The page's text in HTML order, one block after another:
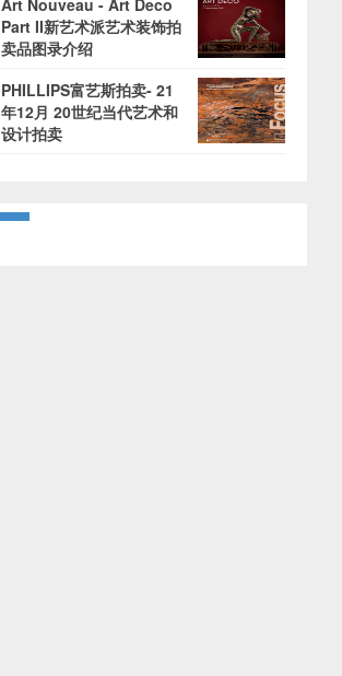
Art Nouveau - Art Deco
Part II新艺术派艺术装饰拍
卖品图录介绍
PHILLIPS富艺斯拍卖- 21
年12月 20世纪当代艺术和
设计拍卖